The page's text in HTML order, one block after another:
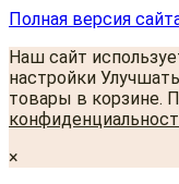
Полная версия
Наш сайт
настройки
товары в корзине.
×